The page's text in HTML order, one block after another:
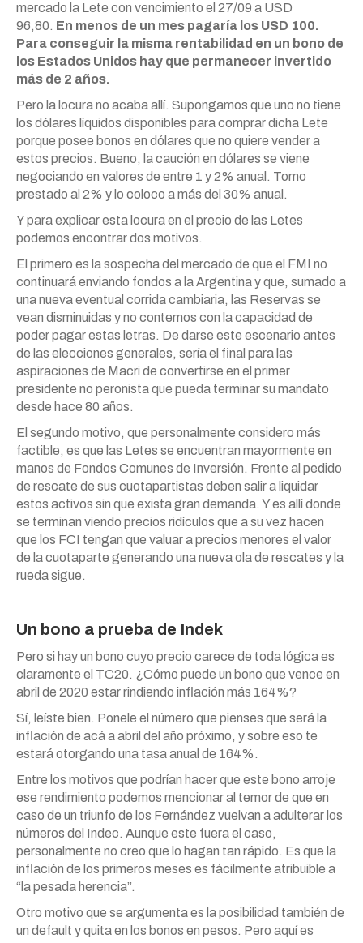
mercado la Lete con vencimiento el 27/09 a USD
96,80. En menos de un mes pagaría los USD 100.
Para conseguir la misma rentabilidad en un bono de
los Estados Unidos hay que permanecer invertido
más de 2 años.
Pero la locura no acaba allí. Supongamos que uno no tiene
los dólares líquidos disponibles para comprar dicha Lete
porque posee bonos en dólares que no quiere vender a
estos precios. Bueno, la caución en dólares se viene
negociando en valores de entre 1 y 2% anual. Tomo
prestado al 2% y lo coloco a más del 30% anual.
Y para explicar esta locura en el precio de las Letes
podemos encontrar dos motivos.
El primero es la sospecha del mercado de que el FMI no
continuará enviando fondos a la Argentina y que, sumado a
una nueva eventual corrida cambiaria, las Reservas se
vean disminuidas y no contemos con la capacidad de
poder pagar estas letras. De darse este escenario antes
de las elecciones generales, sería el final para las
aspiraciones de Macri de convertirse en el primer
presidente no peronista que pueda terminar su mandato
desde hace 80 años.
El segundo motivo, que personalmente considero más
factible, es que las Letes se encuentran mayormente en
manos de Fondos Comunes de Inversión. Frente al pedido
de rescate de sus cuotapartistas deben salir a liquidar
estos activos sin que exista gran demanda. Y es allí donde
se terminan viendo precios ridículos que a su vez hacen
que los FCI tengan que valuar a precios menores el valor
de la cuotaparte generando una nueva ola de rescates y la
rueda sigue.
Un bono a prueba de Indek
Pero si hay un bono cuyo precio carece de toda lógica es
claramente el TC20. ¿Cómo puede un bono que vence en
abril de 2020 estar rindiendo inflación más 164%?
Sí, leíste bien. Ponele el número que pienses que será la
inflación de acá a abril del año próximo, y sobre eso te
estará otorgando una tasa anual de 164%.
Entre los motivos que podrían hacer que este bono arroje
ese rendimiento podemos mencionar al temor de que en
caso de un triunfo de los Fernández vuelvan a adulterar los
números del Indec. Aunque este fuera el caso,
personalmente no creo que lo hagan tan rápido. Es que la
inflación de los primeros meses es fácilmente atribuible a
“la pesada herencia”.
Otro motivo que se argumenta es la posibilidad también de
un default y quita en los bonos en pesos. Pero aquí es